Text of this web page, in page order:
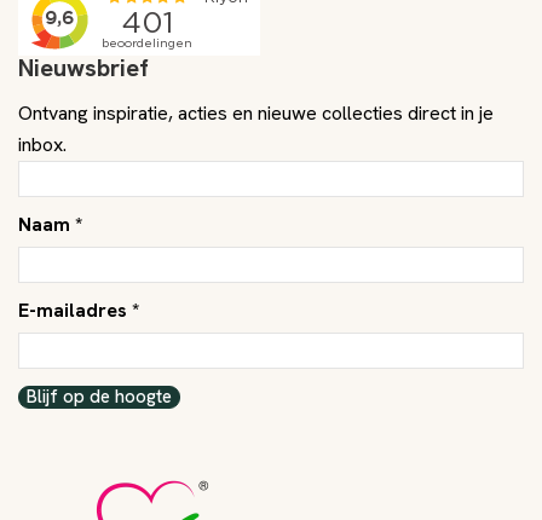
Nieuwsbrief
Ontvang inspiratie, acties en nieuwe collecties direct in je
inbox.
Naam *
E-mailadres *
Blijf op de hoogte